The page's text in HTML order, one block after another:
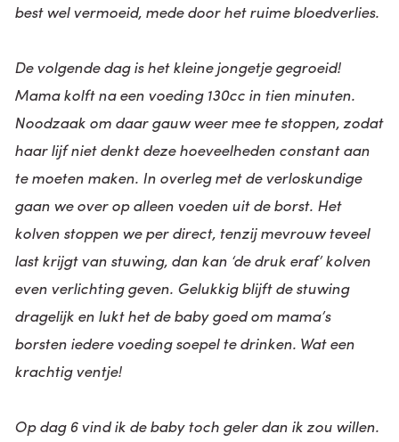
best wel vermoeid, mede door het ruime bloedverlies.
De volgende dag is het kleine jongetje gegroeid!
Mama kolft na een voeding 130cc in tien minuten.
Noodzaak om daar gauw weer mee te stoppen, zodat
haar lijf niet denkt deze hoeveelheden constant aan
te moeten maken. In overleg met de verloskundige
gaan we over op alleen voeden uit de borst. Het
kolven stoppen we per direct, tenzij mevrouw teveel
last krijgt van stuwing, dan kan ‘de druk eraf’ kolven
even verlichting geven. Gelukkig blijft de stuwing
dragelijk en lukt het de baby goed om mama’s
borsten iedere voeding soepel te drinken. Wat een
krachtig ventje!
Op dag 6 vind ik de baby toch geler dan ik zou willen.